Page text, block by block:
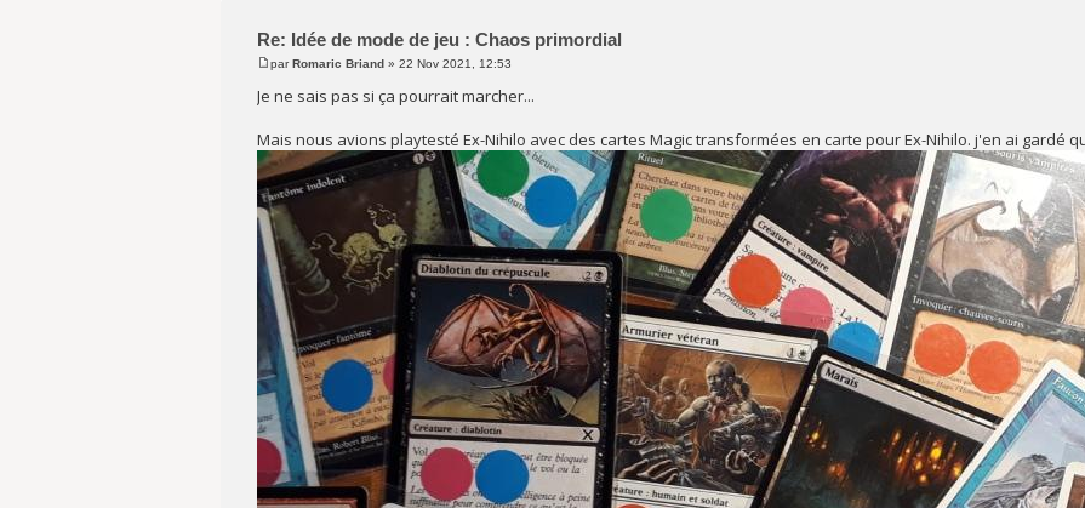
Re: Idée de mode de jeu : Chaos primordial
parRomaric Briand » 22 Nov 2021, 12:53
Je ne sais pas si ça pourrait marcher...
Mais nous avions playtesté Ex-Nihilo avec des cartes Magic transformées en carte pour Ex-Nihilo. j'en ai gardé